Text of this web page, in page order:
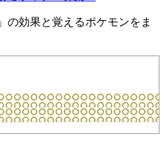
の効果と覚えるポケモンをま